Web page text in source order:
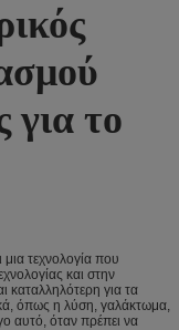
για το
τεχνολογία που
και στην
καταλληλότερη για τα
όπως η λύση, γαλάκτωμα,
αυτό, όταν πρέπει να